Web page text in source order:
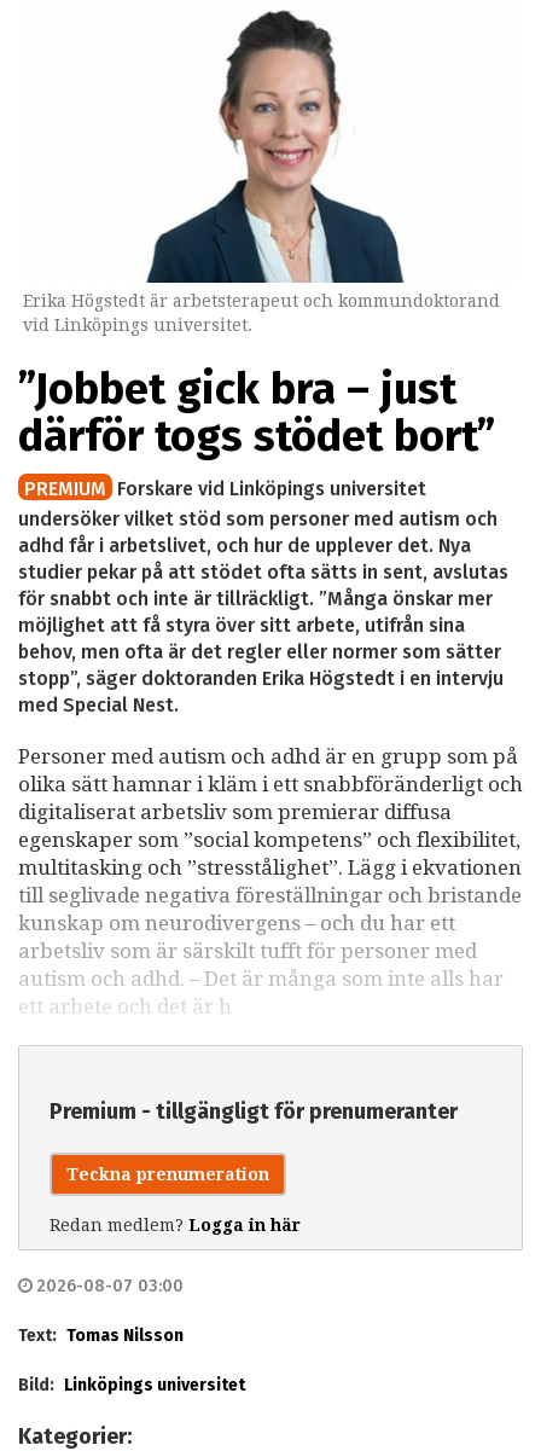
Erika Högstedt är arbetsterapeut och kommundoktorand
vid Linköpings universitet.
”Jobbet gick bra – just
därför togs stödet bort”
PREMIUM Forskare vid Linköpings universitet
undersöker vilket stöd som personer med autism och
adhd får i arbetslivet, och hur de upplever det. Nya
studier pekar på att stödet ofta sätts in sent, avslutas
för snabbt och inte är tillräckligt. ”Många önskar mer
möjlighet att få styra över sitt arbete, utifrån sina
behov, men ofta är det regler eller normer som sätter
stopp”, säger doktoranden Erika Högstedt i en intervju
med Special Nest.
Personer med autism och adhd är en grupp som på
olika sätt hamnar i kläm i ett snabbföränderligt och
digitaliserat arbetsliv som premierar diffusa
egenskaper som ”social kompetens” och flexibilitet,
multitasking och ”stresstålighet”. Lägg i ekvationen
till seglivade negativa föreställningar och bristande
kunskap om neurodivergens – och du har ett
arbetsliv som är särskilt tufft för personer med
autism och adhd. – Det är många som inte alls har
ett arbete och det är h
Premium - tillgängligt för prenumeranter
Teckna prenumeration
Redan medlem? Logga in här
2026-08-07 03:00
Text: Tomas Nilsson
Bild: Linköpings universitet
Kategorier: